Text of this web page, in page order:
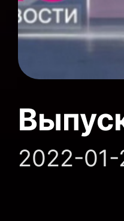
2022-01-